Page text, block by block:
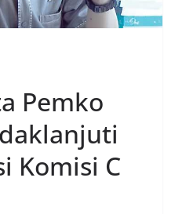
Pemko
Komisi C